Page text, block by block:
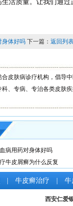
活质量。让我们通
身体好吗 下一篇： 返回列
皮肤病诊疗机构，倡导
、专病、专治各类皮肤疾
病用药对身体好吗
牛皮屑癣为什么反复
牛皮癣治疗 牛
西安仁爱